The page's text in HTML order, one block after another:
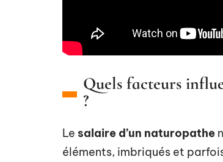
Quels facteurs
?
Le salaire d’un naturopathe
éléments, imbriqués et